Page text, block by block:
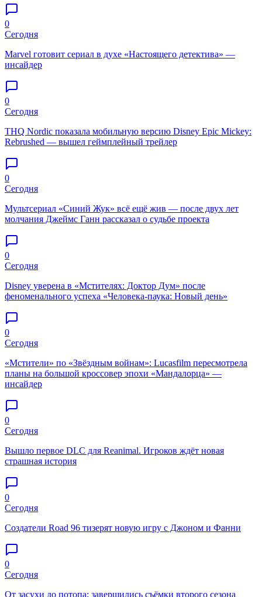
0
Сегодня
Marvel готовит сериал в духе «Настоящего детектива» —
инсайдер
0
Сегодня
THQ Nordic показала мобильную версию Disney Epic Mickey:
Rebrushed — вышел геймплейный трейлер
0
Сегодня
Мультсериал «Синий Жук» всё ещё жив — после двух лет
молчания Джеймс Ганн рассказал о судьбе проекта
0
Сегодня
Disney уверена в «Мстителях: Доктор Дум» после
феноменального успеха «Человека-паука: Новый день»
0
Сегодня
«Мстители» по «Звёздным войнам»: Lucasfilm пересмотрела
планы на большой кроссовер эпохи «Мандалорца» —
инсайдер
0
Сегодня
Вышло первое DLC для Reanimal. Игроков ждёт новая
страшная история
0
Сегодня
Создатели Road 96 тизерят новую игру с Джоном и Фанни
0
Сегодня
От засухи до потопа: завершились съёмки второго сезона